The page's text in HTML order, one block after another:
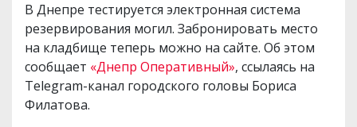
В Днепре тестируется электронная система
резервирования могил. Забронировать место
на кладбище теперь можно на сайте. Об этом
сообщает «Днепр Оперативный», ссылаясь на
Telegram-канал городского головы Бориса
Филатова.